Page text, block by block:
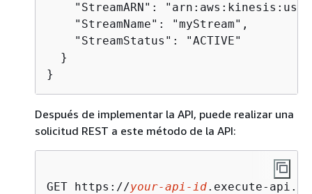
"StreamARN":
    "StreamName": "myStream",
    "StreamStatus": "ACTIVE"
  }
}
Después de implementar la API, puede realizar una
solicitud REST a este método de la API:
GET https://your-api-id.execute-api.